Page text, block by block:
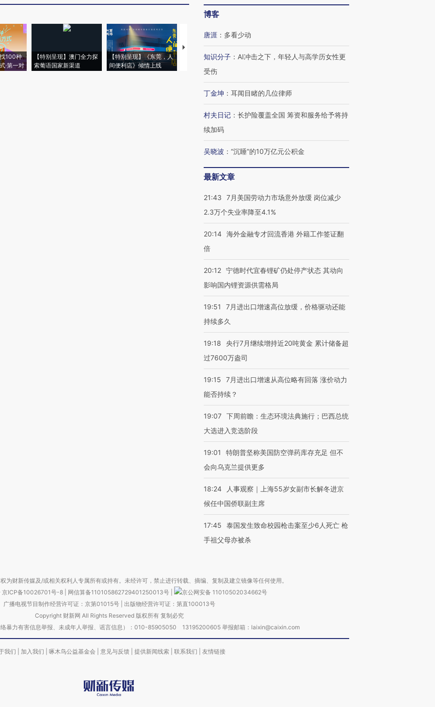
100种
·第一对
【特别呈现】澳门全力探
索葡语国家新渠道
【特别呈现】《东莞，人
间便利店》倾情上线
【推广】走进第四届链博
会，让数智科技“链”接产
【特别呈现】寻找100种
【商旅对话】华住集团
CFO：不靠规模取胜，华
博客
唐涯 ： 多看少动
知识分子 ： AI冲击之下，年轻人与高学历女性更
受伤
丁金坤 ： 耳闻目睹的几位律师
村夫日记 ： 长护险覆盖全国 筹资和服务给予将持
续加码
吴晓波 ： “沉睡”的10万亿元公积金
最新文章
21:43
7月美国劳动力市场意外放缓 岗位减少
2.3万个失业率降至4.1%
20:14 海外金融专才回流香港 外籍工作签证翻
倍
20:12 宁德时代宜春锂矿仍处停产状态 其动向
影响国内锂资源供需格局
19:51
7月进出口增速高位放缓，价格驱动还能
持续多久
19:18
央行7月继续增持近20吨黄金 累计储备超
过7600万盎司
19:15
7月进出口增速从高位略有回落 涨价动力
能否持续？
19:07 下周前瞻：生态环境法典施行；巴西总统
大选进入竞选阶段
19:01
特朗普坚称美国防空弹药库存充足 但不
会向乌克兰提供更多
18:24
人事观察｜上海55岁女副市长解冬进京
候任中国侨联副主席
17:45
泰国发生致命校园枪击案至少6人死亡 枪
手祖父母亦被杀
为财新传媒及/或相关权利人专属所有或持有。未经许可，禁止进行转载、摘编、复制及建立镜像等任何使用。
京ICP备10026701号-8 网信算备110105862729401250013号
京公网安备 11010502034662号
广播电视节目制作经营许可证：京第01015号| 出版物经营许可证：第直100013号
Copyright 财新网 All Rights Reserved 版权所有 复制必究
络暴力有害信息举报、未成年人举报、谣言信息）：010-85905050 13195200605 举报邮箱：laixin@caixin.com
我们 加入我们 啄木鸟公益基金会 意见与反馈 提供新闻线索 联系我们 友情链接